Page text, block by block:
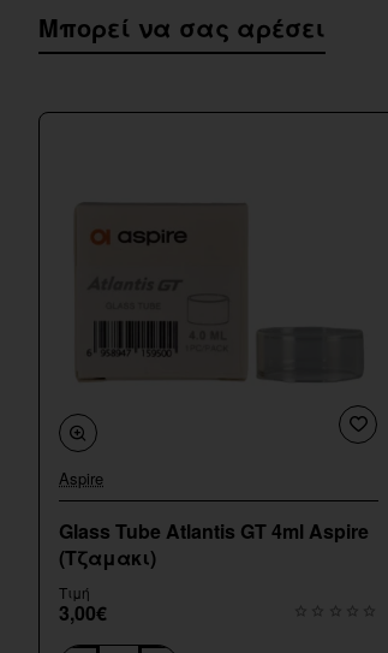
Μπορεί να σας αρέσει
Aspire
Glass Tube Atlantis GT 4ml Aspire
(Τζαμακι)
Τιμή
3,00€